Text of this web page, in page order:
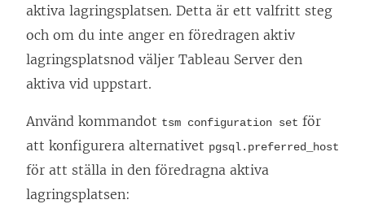
aktiva lagringsplatsen. Detta är ett valfritt steg
och om du inte anger en föredragen aktiv
lagringsplatsnod väljer Tableau Server den
aktiva vid uppstart.
Använd kommandot tsm configuration set för
att konfigurera alternativet pgsql.preferred_host
för att ställa in den föredragna aktiva
lagringsplatsen: